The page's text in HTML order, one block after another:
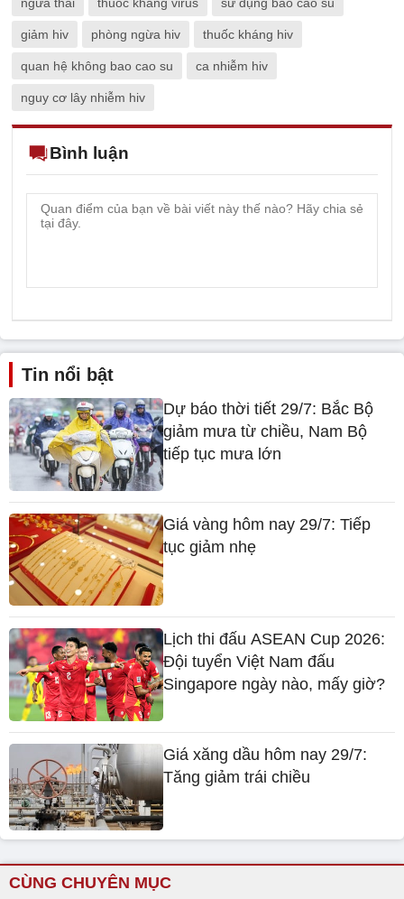
giảm hiv phòng ngừa hiv thuốc kháng hiv
quan hệ không bao cao su ca nhiễm hiv
nguy cơ lây nhiễm hiv
Bình luận
Tin nổi bật
Dự báo thời tiết 29/7: Bắc Bộ
giảm mưa từ chiều, Nam Bộ
tiếp tục mưa lớn
Giá vàng hôm nay 29/7: Tiếp
tục giảm nhẹ
Lịch thi đấu ASEAN Cup 2026:
Đội tuyển Việt Nam đấu
Singapore ngày nào, mấy giờ?
Giá xăng dầu hôm nay 29/7:
Tăng giảm trái chiều
CÙNG CHUYÊN MỤC